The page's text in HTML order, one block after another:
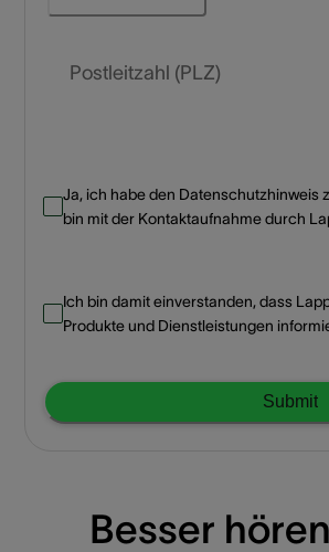
Postleitzahl (PLZ)
Ja, ich habe den Datenschutzhinweis
bin mit der Kontaktaufnahme durch
Ich bin damit einverstanden, dass
Produkte und Dienstleistungen
Submit
Besser